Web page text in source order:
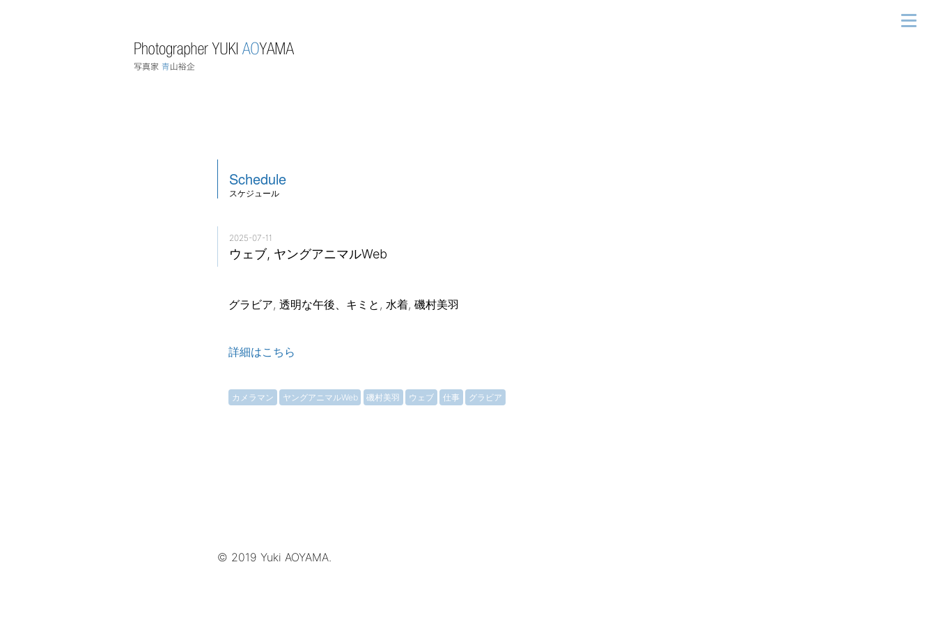
Schedule
スケジュール
2025-07-11
ウェブ, ヤングアニマルWeb
グラビア, 透明な午後、キミと, 水着, 磯村美羽
詳細はこちら
カメラマン ヤングアニマルWeb 磯村美羽 ウェブ 仕事 グラビア
© 2019 Yuki AOYAMA.